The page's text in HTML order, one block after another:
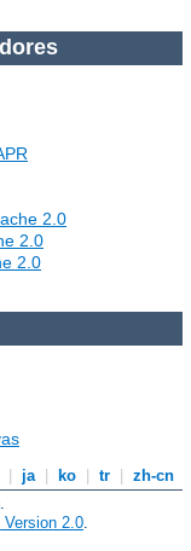
2.0
2.0
2.0
ja ko tr
zh-cn
2.0